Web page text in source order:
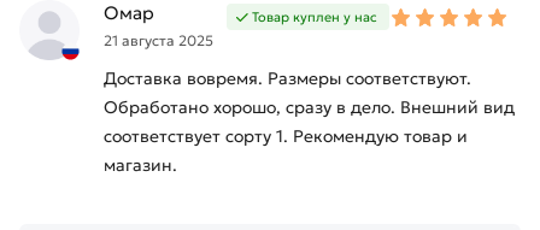
Омар
21 августа 2025
Товар куплен у нас
Доставка вовремя. Размеры соответствуют.
Обработано хорошо, сразу в дело. Внешний вид
соответствует сорту 1. Рекомендую товар и
магазин.